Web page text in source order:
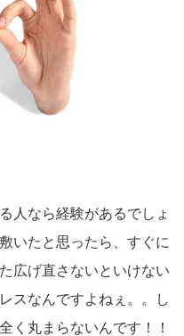
人なら経験があるでしょ
いたと思ったら、すぐに
広げ直さないといけない
スなんですよねぇ。。し
く丸まらないんです！！